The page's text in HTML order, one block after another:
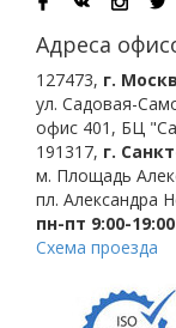
Адреса
127473, г.
ул. Садовая-
офис 401, БЦ
191317, г.
м. Площадь
пл. Александра
пн-пт 9:00-19:00
Схема проезда